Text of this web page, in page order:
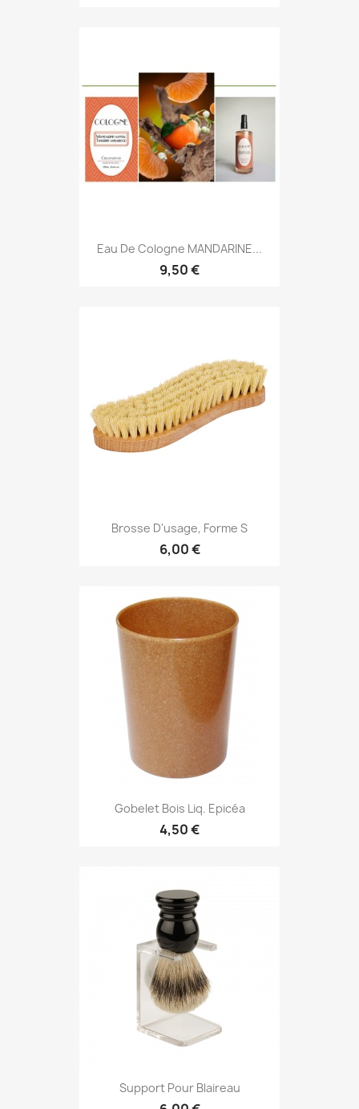
Eau De Cologne MANDARINE...
9,50 €
Brosse D'usage, Forme S
6,00 €
Gobelet Bois Liq. Epicéa
4,50 €
Support Pour Blaireau